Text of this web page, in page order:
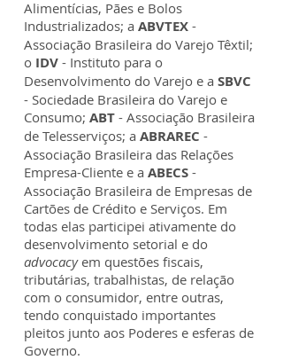
Alimentícias, Pães e Bolos
Industrializados; a ABVTEX -
Associação Brasileira do Varejo Têxtil;
o IDV - Instituto para o
Desenvolvimento do Varejo e a SBVC
- Sociedade Brasileira do Varejo e
Consumo; ABT - Associação Brasileira
de Telesserviços; a ABRAREC -
Associação Brasileira das Relações
Empresa-Cliente e a ABECS -
Associação Brasileira de Empresas de
Cartões de Crédito e Serviços. Em
todas elas participei ativamente do
desenvolvimento setorial e do
advocacyem questões fiscais,
tributárias, trabalhistas, de relação
com o consumidor, entre outras,
tendo conquistado importantes
pleitos junto aos Poderes e esferas de
Governo.